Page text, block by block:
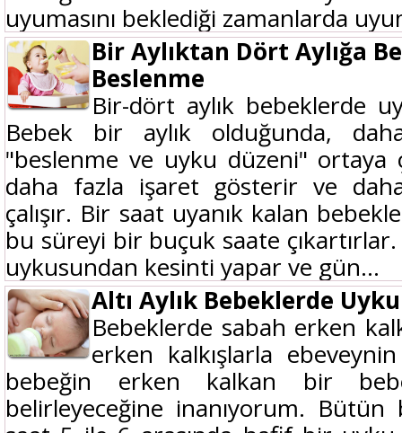
uyumasını beklediği zamanlarda
Bir Aylıktan Dört Aylığa
Beslenme
Bir-dört aylık bebeklerde
Bebek bir aylık olduğunda,
"beslenme ve uyku düzeni" ortaya
daha fazla işaret gösterir ve
çalışır. Bir saat uyanık kalan
bu süreyi bir buçuk saate
uykusundan kesinti yapar ve gün...
Altı Aylık Bebeklerde
Bebeklerde sabah erken
erken kalkışlarla
bebeğin erken kalkan bir
belirleyeceğine inanıyorum.